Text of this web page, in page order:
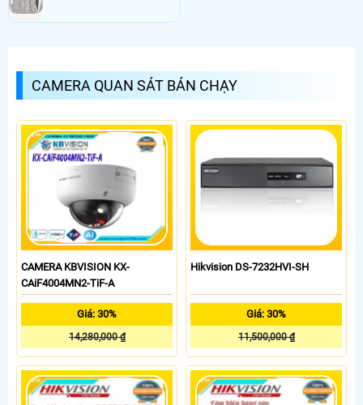
CAMERA QUAN SÁT BÁN CHẠY
CAMERA KBVISION KX-
CAiF4004MN2-TiF-A
Giá: 30%
14,280,000 ₫
Hikvision DS-7232HVI-SH
Giá: 30%
11,500,000 ₫